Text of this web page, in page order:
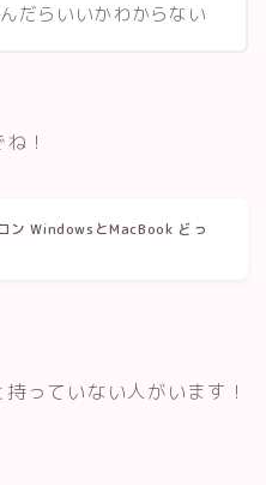
だらいいかわからない
！
ン WindowsとMacBook どっ
っていない人がいます！